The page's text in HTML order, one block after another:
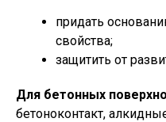
придать
свойства;
защитить от
Для бетонных
бетоноконтакт,